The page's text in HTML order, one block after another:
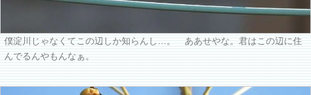
僕淀川じゃなくてこの辺しか知らんし…。 ああせやな。君はこの辺に住
んでるんやもんなぁ。